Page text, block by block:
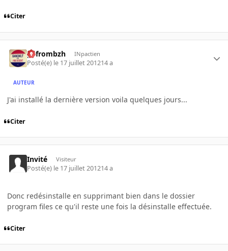
Citer
pyfrombzh INpactien
Posté(e) le 17 juillet 201214 a
AUTEUR
J'ai installé la dernière version voila quelques jours...
Citer
Invité Visiteur
Posté(e) le 17 juillet 201214 a
Donc redésinstalle en supprimant bien dans le dossier
program files ce qu'il reste une fois la désinstalle effectuée.
Citer